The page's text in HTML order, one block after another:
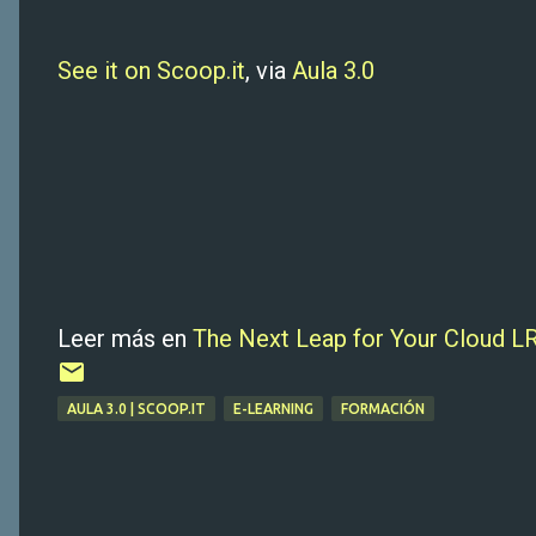
See it on Scoop.it, via Aula 3.0
Leer más en The Next Leap for Your Cloud
AULA 3.0 | SCOOP.IT E-LEARNING FORMACIÓN